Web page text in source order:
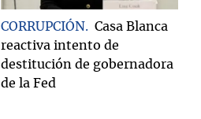
CORRUPCIÓN
Casa Blanca
reactiva intento de
destitución de gobernadora
de la Fed